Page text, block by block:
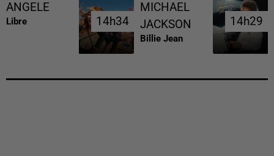
ANGELE
Libre 14h34
14h34
MICHAEL
JACKSON
Billie Jean
14h29
14h29